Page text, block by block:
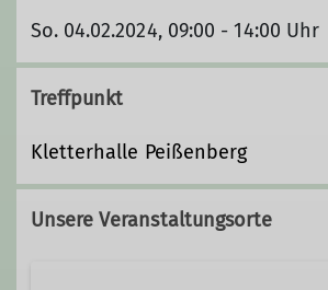
So. 04.02.2024, 09:00 - 14:00 Uhr
Treffpunkt
Kletterhalle Peißenberg
Unsere Veranstaltungsorte